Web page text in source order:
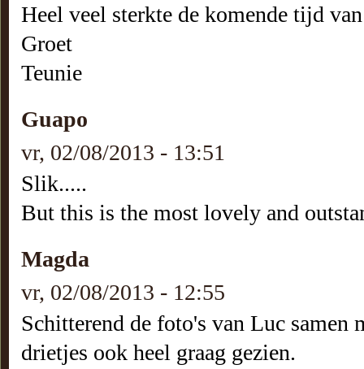
Heel veel sterkte de komende tijd
Groet
Teunie
Guapo
vr, 02/08/2013 - 13:51
Slik.....
But this is the most lovely and
Magda
vr, 02/08/2013 - 12:55
Schitterend de foto's van Luc
drietjes ook heel graag gezien.